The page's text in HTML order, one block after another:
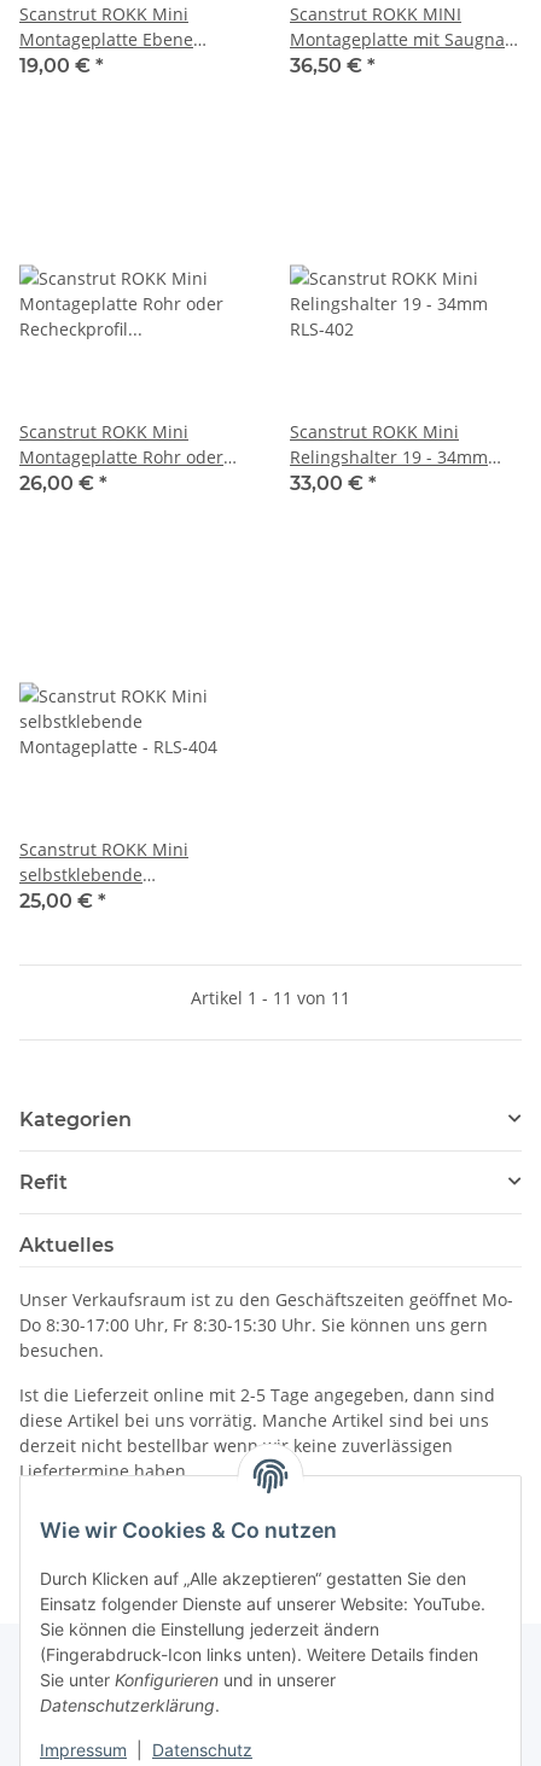
Wie wir Cookies & Co nutzen
Durch Klicken auf „Alle akzeptieren“ gestatten Sie den
Einsatz folgender Dienste auf unserer Website: YouTube.
Sie können die Einstellung jederzeit ändern
(Fingerabdruck-Icon links unten). Weitere Details finden
Sie unter Konfigurieren und in unserer
Datenschutzerklärung.
Impressum Datenschutz
Scanstrut ROKK Mini
Montageplatte Ebene
Flächen, RLS-401
19,00 € *
Scanstrut ROKK MINI
Montageplatte mit Saugnapf
RLS-405
36,50 € *
Scanstrut ROKK Mini
Montageplatte Rohr oder
Recheckprofil RLS-403
26,00 € *
Scanstrut ROKK Mini
Relingshalter 19 - 34mm
RLS-402
33,00 € *
Scanstrut ROKK Mini
selbstklebende
25,00 € *
Artikel 1 - 11 von 11
Kategorien
Refit
Aktuelles
Unser Verkaufsraum ist zu den Geschäftszeiten geöffnet Mo-
Do 8:30-17:00 Uhr, Fr 8:30-15:30 Uhr. Sie können uns gern
besuchen.
Ist die Lieferzeit online mit 2-5 Tage angegeben, dann sind
diese Artikel bei uns vorrätig. Manche Artikel sind bei uns
derzeit nicht bestellbar wenn wir keine zuverlässigen
Liefertermine haben.
Gesetzliche Informationen